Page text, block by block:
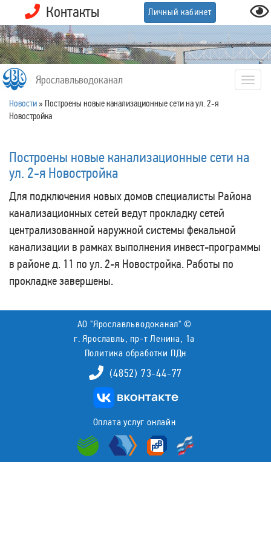
Контакты Личный кабинет
Ярославльводоканал
Новости » Построены новые канализационные сети на ул. 2-я
Новостройка
Построены новые канализационные сети на
ул. 2-я Новостройка
Для подключения новых домов специалисты Района
канализационных сетей ведут прокладку сетей
централизованной наружной системы фекальной
канализации в рамках выполнения инвест-программы
в районе д. 11 по ул. 2-я Новостройка. Работы по
прокладке завершены.
АО "Ярославльводоканал" ©
г. Ярославль, пр-т Ленина, 1а
Политика обработки ПДн
(4852) 73-44-77
Оплата услуг онлайн